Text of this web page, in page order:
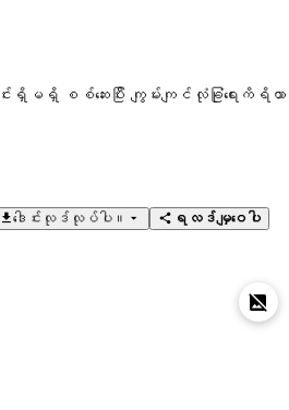
မရှိ စစ်ဆေးပြီး ကျွမ်းကျင်လုံခြုံရေးကိရိယာ
ဒေါင်းလုဒ်လုပ်ပါ။ ရလဒ်မျှဝေပါ